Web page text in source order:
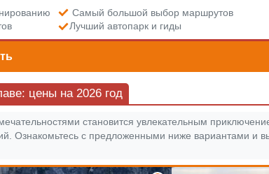
Самый большой выбор маршрутов
Лучший автопарк и гиды
цены на 2026 год
становится увлекательным
Ознакомьтесь с предложенными ниже вариантами и